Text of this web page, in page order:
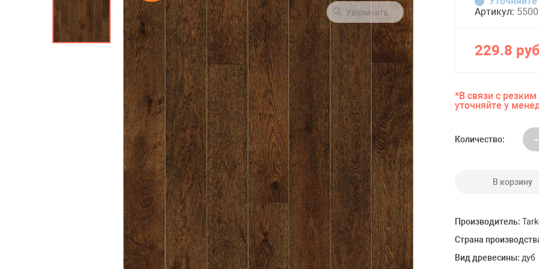
Ter Hurne (Германия)
Hajnowka (Польша)
+ ЕЩЕ8
Alpine Floor (Южная Корея)
Classen (Германия)
+ ЕЩЕ11
MSPC-ламинат
MSPC ламинат Stone Floor Елочка
MSPC ламинат Stone Floor Плитка
MSPC ламинат Stone Floor Палуба
Керамогранит
Керамогранит Eurotile Ceramica
Керамогранит Estima
Виниловые полы
Aquafloor (Бельгия)
Vinilam (Бельгия)
Ter Hurne (Германия)
Friends by Ter Hurne (Германия)
Avatara Ter Hurne
Fine Flex (Россия)
Кварцвиниловая плитка
FineFloor Tanto DryBack (Россия)
Made In Belgium (Бельгия)
FineFloor (Бельгия)
Alpine Floor (Южная Корея)
Кварцвиниловая плитка Falquon
Кварцвиниловая плитка Damy
Увеличить
Артикул:
229.8
*В связи с
уточняйте у
Количество: -
В корзину
Производитель:
Страна
Вид древесины: дуб